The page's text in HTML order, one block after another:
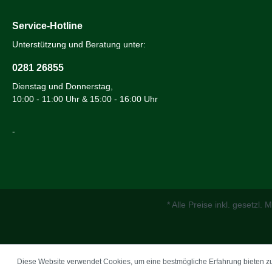
ein Spezialwerkzeug ? Unsere
auf einer schmalen konischen Fläche
Felge von außen und zentriert sie.
es auf der Wuchtmaschine ganz exakt
so gehalten wird wie am Fahrzeug. Dazu
der Felge hat. Ein paar Grad zuviel oder
Service-Hotline
Unterstützung und Beratung unter:
0281 26855
Dienstag und Donnerstag,
10:00 - 11:00 Uhr & 15:00 - 16:00 Uhr
-
* Alle Preise inkl. gesetzl.
Diese Website verwendet Cookies, um eine bestmögliche Erfahrung bieten